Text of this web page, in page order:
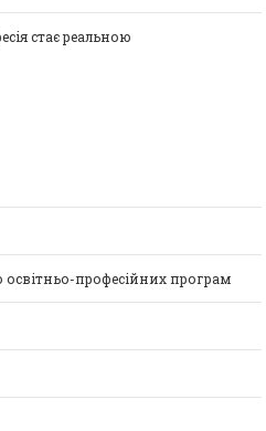
стає реальною
професійних програм